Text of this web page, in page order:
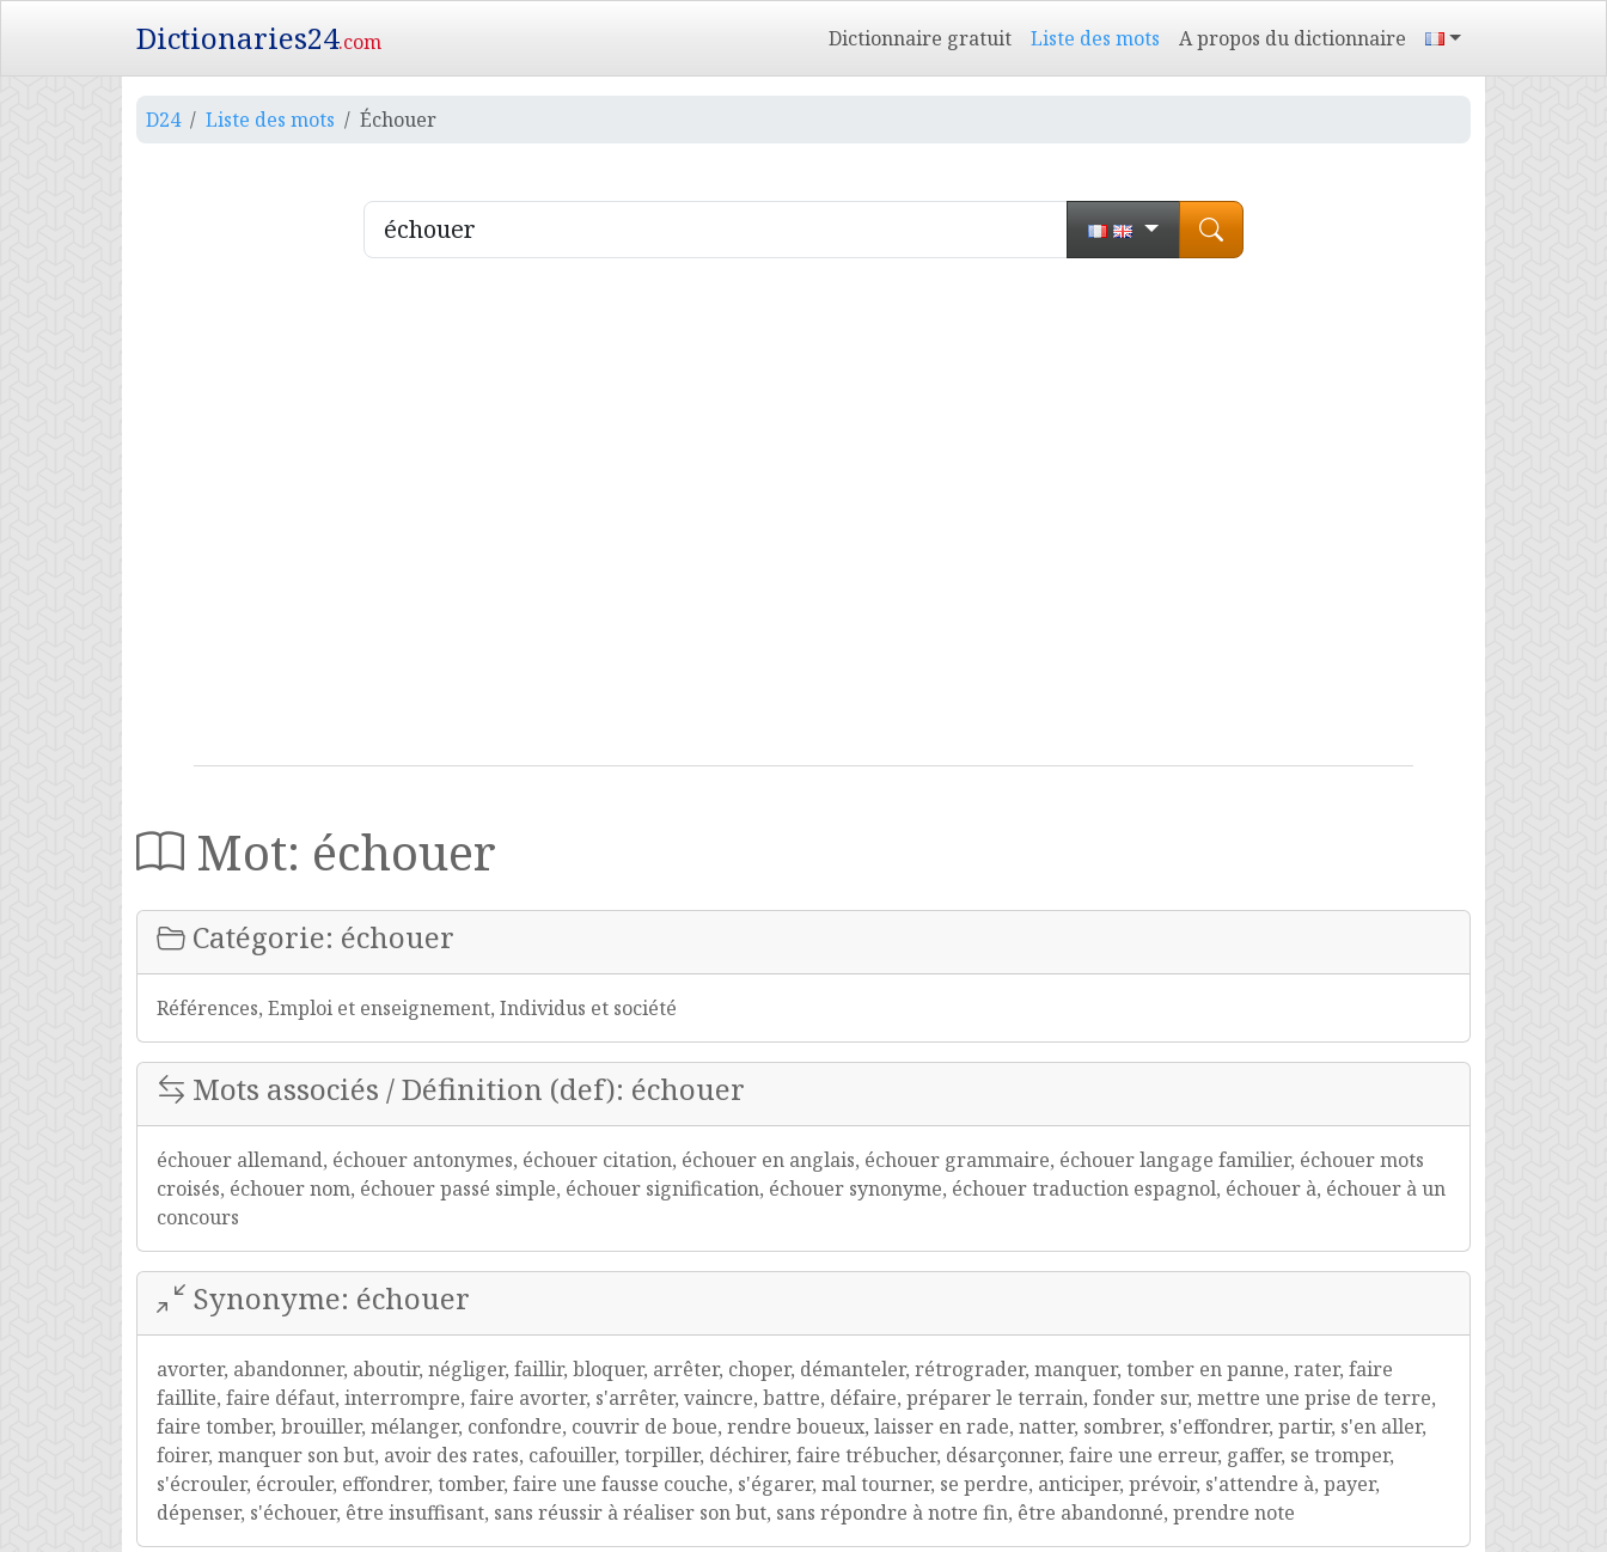
Dictionaries24.com Dictionnaire gratuit Liste des mots A propos du dictionnaire
D24 Liste des mots Échouer
Mot: échouer
Catégorie: échouer
Références, Emploi et enseignement, Individus et société
Mots associés / Définition (def): échouer
échouer allemand, échouer antonymes, échouer citation, échouer en anglais, échouer grammaire, échouer langage familier, échouer mots
croisés, échouer nom, échouer passé simple, échouer signification, échouer synonyme, échouer traduction espagnol, échouer à, échouer à un
concours
Synonyme: échouer
avorter, abandonner, aboutir, négliger, faillir, bloquer, arrêter, choper, démanteler, rétrograder, manquer, tomber en panne, rater, faire
faillite, faire défaut, interrompre, faire avorter, s'arrêter, vaincre, battre, défaire, préparer le terrain, fonder sur, mettre une prise de terre,
faire tomber, brouiller, mélanger, confondre, couvrir de boue, rendre boueux, laisser en rade, natter, sombrer, s'effondrer, partir, s'en aller,
foirer, manquer son but, avoir des rates, cafouiller, torpiller, déchirer, faire trébucher, désarçonner, faire une erreur, gaffer, se tromper,
s'écrouler, écrouler, effondrer, tomber, faire une fausse couche, s'égarer, mal tourner, se perdre, anticiper, prévoir, s'attendre à, payer,
dépenser, s'échouer, être insuffisant, sans réussir à réaliser son but, sans répondre à notre fin, être abandonné, prendre note